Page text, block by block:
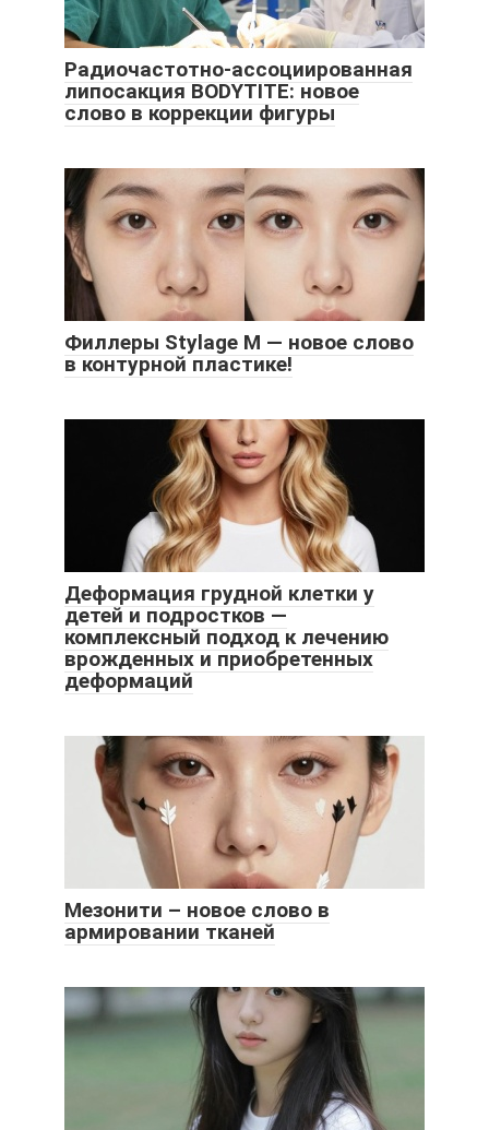
Радиочастотно-ассоциированная
липосакция BODYTITE: новое
слово в коррекции фигуры
Филлеры Stylage M — новое слово
в контурной пластике!
Деформация грудной клетки у
детей и подростков —
комплексный подход к лечению
врожденных и приобретенных
деформаций
Мезонити – новое слово в
армировании тканей